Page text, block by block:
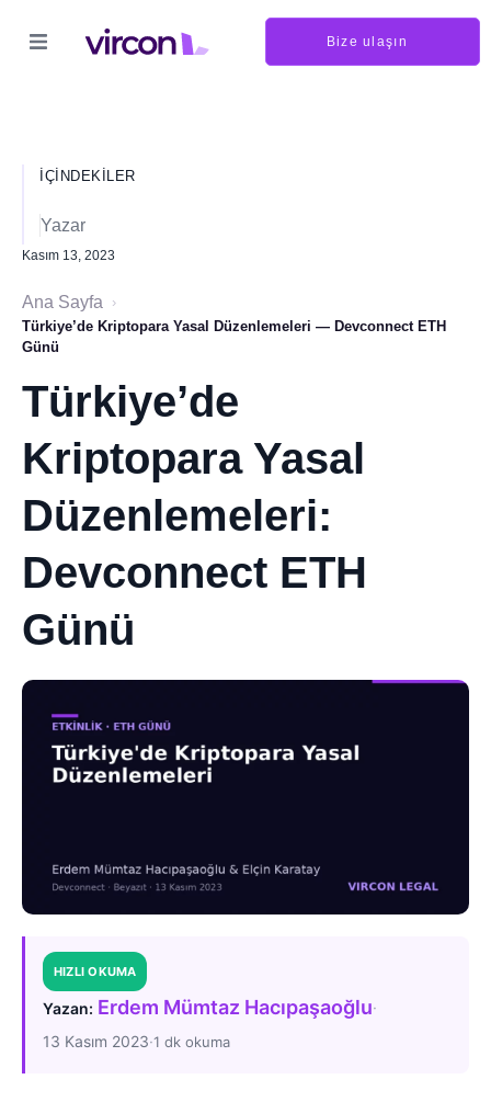
Bize ulaşın
İÇINDEKILER
Yazar
Kasım 13, 2023
Ana Sayfa
›
Türkiye’de Kriptopara Yasal Düzenlemeleri — Devconnect ETH
Günü
Türkiye’de
Kriptopara Yasal
Düzenlemeleri:
Devconnect ETH
Günü
HIZLI OKUMA
Yazan: Erdem Mümtaz Hacıpaşaoğlu·
13 Kasım 2023·1 dk okuma